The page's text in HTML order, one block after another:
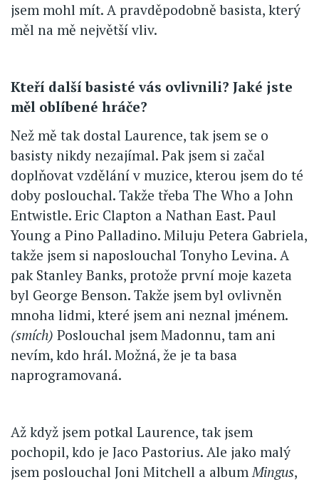
jsem mohl mít. A pravděpodobně basista, který
měl na mě největší vliv.
Kteří další basisté vás ovlivnili? Jaké jste
měl oblíbené hráče?
Než mě tak dostal Laurence, tak jsem se o
basisty nikdy nezajímal. Pak jsem si začal
doplňovat vzdělání v muzice, kterou jsem do té
doby poslouchal. Takže třeba The Who a John
Entwistle. Eric Clapton a Nathan East. Paul
Young a Pino Palladino. Miluju Petera Gabriela,
takže jsem si naposlouchal Tonyho Levina. A
pak Stanley Banks, protože první moje kazeta
byl George Benson. Takže jsem byl ovlivněn
mnoha lidmi, které jsem ani neznal jménem.
(smích) Poslouchal jsem Madonnu, tam ani
nevím, kdo hrál. Možná, že je ta basa
naprogramovaná.
Až když jsem potkal Laurence, tak jsem
pochopil, kdo je Jaco Pastorius. Ale jako malý
jsem poslouchal Joni Mitchell a albumMingus,